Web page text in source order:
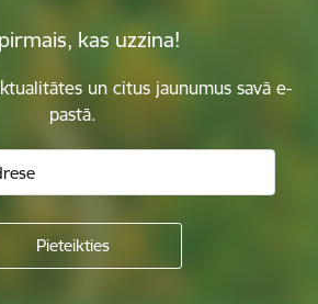
kas uzzina!
un citus jaunumus savā e-
pastā.